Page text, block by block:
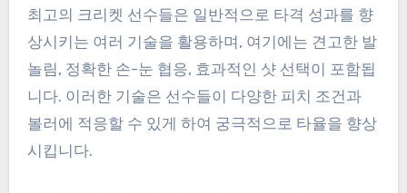
최고의 크리켓 선수들은 일반적으로 타격 성과를 향
상시키는 여러 기술을 활용하며, 여기에는 견고한 발
놀림, 정확한 손-눈 협응, 효과적인 샷 선택이 포함됩
니다. 이러한 기술은 선수들이 다양한 피치 조건과
볼러에 적응할 수 있게 하여 궁극적으로 타율을 향상
시킵니다.